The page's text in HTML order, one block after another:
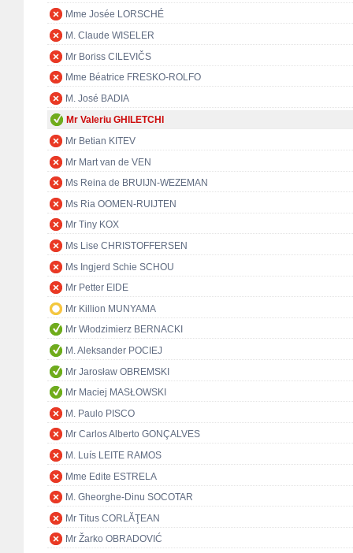
Mme Josée LORSCHÉ
M. Claude WISELER
Mr Boriss CILEVIČS
Mme Béatrice FRESKO-ROLFO
M. José BADIA
Mr Valeriu GHILETCHI
Mr Betian KITEV
Mr Mart van de VEN
Ms Reina de BRUIJN-WEZEMAN
Ms Ria OOMEN-RUIJTEN
Mr Tiny KOX
Ms Lise CHRISTOFFERSEN
Ms Ingjerd Schie SCHOU
Mr Petter EIDE
Mr Killion MUNYAMA
Mr Włodzimierz BERNACKI
M. Aleksander POCIEJ
Mr Jarosław OBREMSKI
Mr Maciej MASŁOWSKI
M. Paulo PISCO
Mr Carlos Alberto GONÇALVES
M. Luís LEITE RAMOS
Mme Edite ESTRELA
M. Gheorghe-Dinu SOCOTAR
Mr Titus CORLĂŢEAN
Mr Žarko OBRADOVIĆ